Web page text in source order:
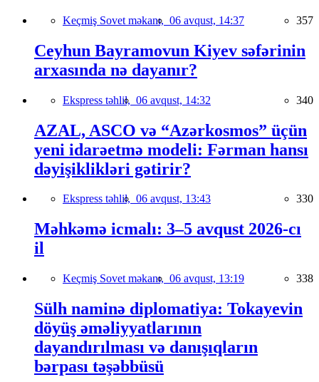
Keçmiş Sovet məkanı, 06 avqust, 14:37 357
Ceyhun Bayramovun Kiyev səfərinin
arxasında nə dayanır?
Ekspress təhlil, 06 avqust, 14:32 340
AZAL, ASCO və “Azərkosmos” üçün
yeni idarəetmə modeli: Fərman hansı
dəyişiklikləri gətirir?
Ekspress təhlil, 06 avqust, 13:43 330
Məhkəmə icmalı: 3–5 avqust 2026-cı
il
Keçmiş Sovet məkanı, 06 avqust, 13:19 338
Sülh naminə diplomatiya: Tokayevin
döyüş əməliyyatlarının
dayandırılması və danışıqların
bərpası təşəbbüsü